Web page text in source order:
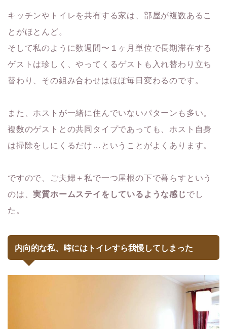
キッチンやトイレを共有する家は、部屋が複数あるこ
とがほとんど。
そして私のように数週間〜１ヶ月単位で長期滞在する
ゲストは珍しく、やってくるゲストも入れ替わり立ち
替わり、その組み合わせはほぼ毎日変わるのです。
また、ホストが一緒に住んでいないパターンも多い。
複数のゲストとの共同タイプであっても、ホスト自身
は掃除をしにくるだけ…ということがよくあります。
ですので、ご夫婦＋私で一つ屋根の下で暮らすという
のは、実質ホームステイをしているような感じでし
た。
内向的な私、時にはトイレすら我慢してしまった